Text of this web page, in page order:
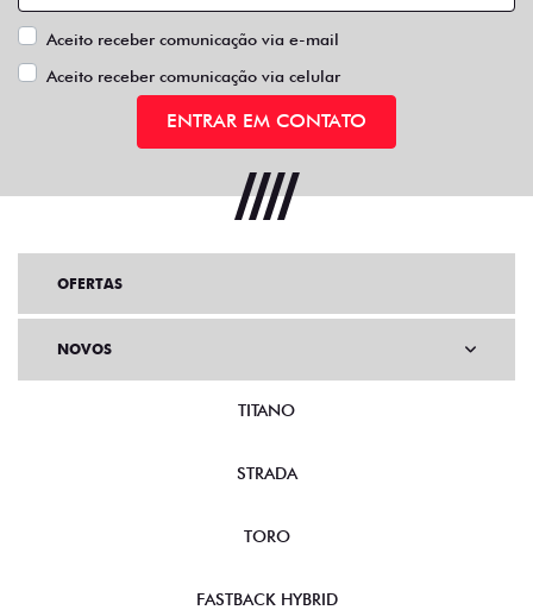
Aceito receber comunicação via e-mail
Aceito receber comunicação via celular
ENTRAR EM CONTATO
OFERTAS
NOVOS
TITANO
STRADA
TORO
FASTBACK HYBRID